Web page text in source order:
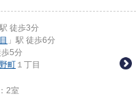
駅 徒歩3分
」駅 徒歩6分
歩5分
町 １丁目
2室